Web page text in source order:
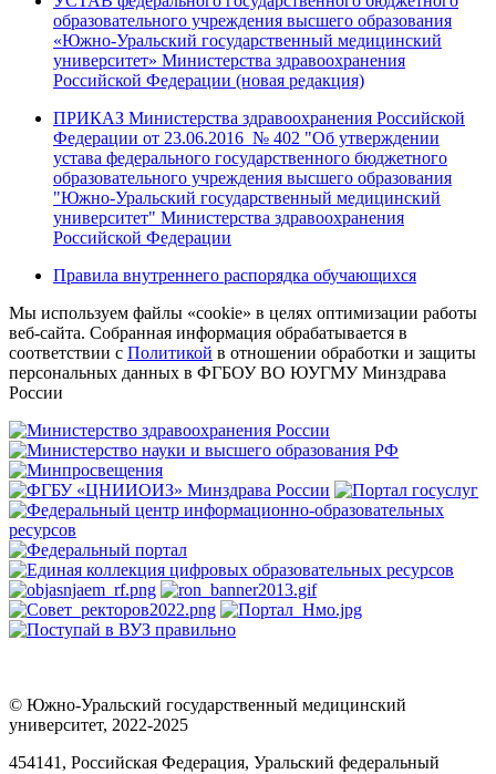
образовательного учреждения высшего образования
«Южно-Уральский государственный медицинский
университет» Министерства здравоохранения
Российской Федерации (новая редакция)
ПРИКАЗ Министерства здравоохранения Российской
Федерации от 23.06.2016 № 402 "Об утверждении
устава федерального государственного бюджетного
образовательного учреждения высшего образования
"Южно-Уральский государственный медицинский
университет" Министерства здравоохранения
Российской Федерации
Правила внутреннего распорядка обучающихся
Мы используем файлы «cookie» в целях оптимизации работы
веб-сайта. Собранная информация обрабатывается в
соответствии с Политикой в отношении обработки и защиты
персональных данных в ФГБОУ ВО ЮУГМУ Минздрава
России
© Южно-Уральский государственный медицинский
университет, 2022-2025
454141, Российская Федерация, Уральский федеральный